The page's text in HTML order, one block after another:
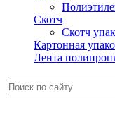
Скотч
Скотч
Картонная
Лента